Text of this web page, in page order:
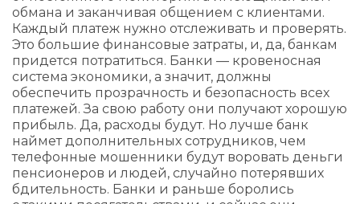
обмана и заканчивая общением с клиентами.
Каждый платеж нужно отслеживать и проверять.
Это большие финансовые затраты, и, да, банкам
придется потратиться. Банки — кровеносная
система экономики, а значит, должны
обеспечить прозрачность и безопасность всех
платежей. За свою работу они получают хорошую
прибыль. Да, расходы будут. Но лучше банк
наймет дополнительных сотрудников, чем
телефонные мошенники будут воровать деньги
пенсионеров и людей, случайно потерявших
бдительность. Банки и раньше боролись